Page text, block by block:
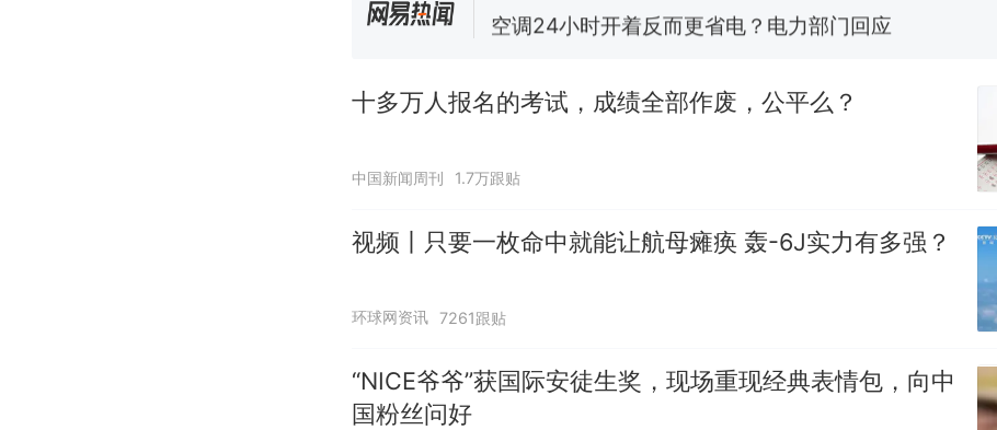
空调24小时开着反而更省电？电力部门回应
招聘，成立调查组全面核查
十多万人报名的考试，成绩全部作废，公平么？
中国新闻周刊 1.7万跟贴
视频丨只要一枚命中就能让航母瘫痪 轰-6J实力有多强？
环球网资讯 7261跟贴
“NICE爷爷”获国际安徒生奖，现场重现经典表情包，向中
国粉丝问好